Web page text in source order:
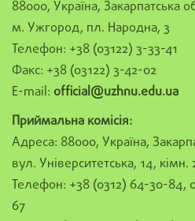
88000, Україна, Закарпатська
м. Ужгород, пл. Народна, 3
Телефон: +38 (03122) 3-33-41
Факс: +38 (03122) 3-42-02
E-mail: official@uzhnu.edu.ua
Приймальна комісія:
Адреса: 88000, Україна,
вул. Університетська, 14, кімн.
Телефон: +38 (0312) 64-30-84,
67